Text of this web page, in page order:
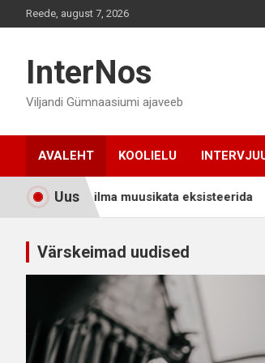
to
Reede, august 7, 2026
InterNos
Viljandi Gümnaasiumi ajaveeb
AVALEHT KOOLIELU
Uus
oskaks ilma muusikata eksisteerida
Värskeimad uudised